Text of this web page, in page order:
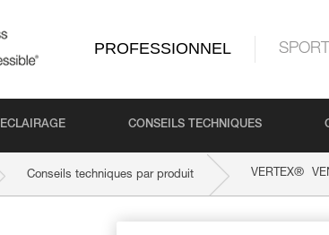
PROFESSIONNEL SPORT
ECLAIRAGE CONSEILS TECHNIQUES
Conseils techniques par produit VERTEX®